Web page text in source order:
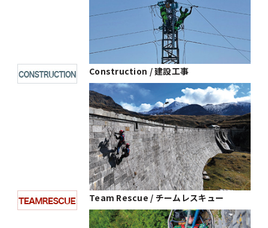
Construction / 建設工事
Team Rescue / チームレスキュー